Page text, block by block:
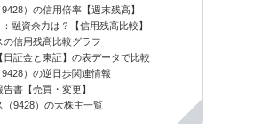
）の信用倍率【週末残高】
融資余力は？【信用残高比較】
の信用残高比較グラフ
日証金と東証】の表データで比較
）の逆日歩関連情報
書【売買・変更】
（9428）の大株主一覧